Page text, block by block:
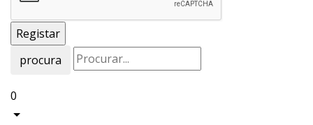
procura
0